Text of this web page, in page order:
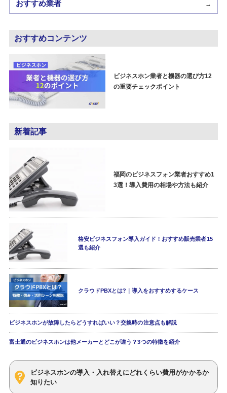
おすすめ業者 →
おすすめコンテンツ
ビジネスホン業者と機器の選び方12
の重要チェックポイント
新着記事
福岡のビジネスフォン業者おすすめ1
3選！導入費用の相場や方法も紹介
格安ビジネスフォン導入ガイド！おすすめ販売業者15
選も紹介
クラウドPBXとは?｜導入をおすすめするケース
ビジネスホンが故障したらどうすればいい？交換時の注意点も解説
富士通のビジネスホンは他メーカーとどこが違う？3つの特徴を紹介
ビジネスホンの導入・入れ替えにどれくらい費用がかかるか
知りたい